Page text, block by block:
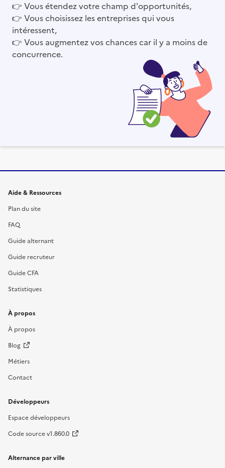
👉 Vous étendez votre champ d'opportunités,
👉 Vous choisissez les entreprises qui vous
intéressent,
👉 Vous augmentez vos chances car il y a moins de
concurrence.
Informations et liens du site
Aide & Ressources
Plan du site
FAQ
Guide alternant
Guide recruteur
Guide CFA
Statistiques
À propos
À propos
Blog
Métiers
Contact
Développeurs
Espace développeurs
Code source v1.860.0
Alternance par ville